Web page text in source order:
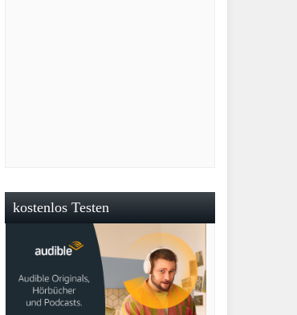
kostenlos Testen